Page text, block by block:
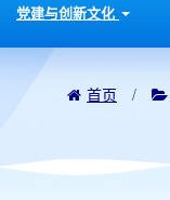
党建与创新文化
首页 /